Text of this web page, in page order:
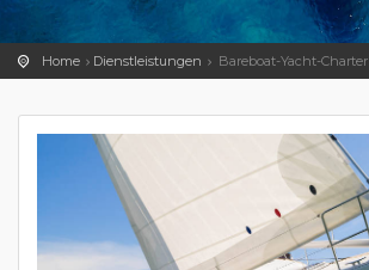
Home Dienstleistungen Bareboat-Yacht-Charter